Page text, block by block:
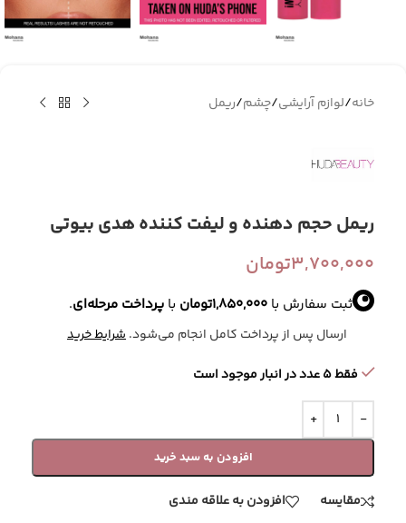
خانه/لوازم آرایشی/چشم/ریمل
ریمل حجم دهنده و لیفت کننده هدی بیوتی
3,700,000تومان
ثبت سفارش با 1,850,000تومان با پرداخت مرحله‌ای.
ارسال پس از پرداخت کامل انجام می‌شود.شرایط خرید
فقط 5 عدد در انبار موجود است
افزودن به سبد خرید
مقایسه افزودن به علاقه مندی